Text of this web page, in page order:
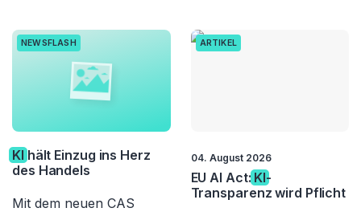
NEWSFLASH
KI hält Einzug ins Herz
des Handels
Mit dem neuen CAS
ARTIKEL
04. August 2026
EU AI Act: KI-
Transparenz wird Pflicht